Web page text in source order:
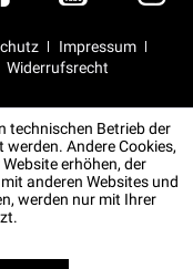
Impressum
Widerrufsrecht
technischen Betrieb der
Andere Cookies,
erhöhen, der
anderen Websites und
werden nur mit Ihrer